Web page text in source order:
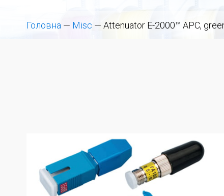
Головна — Misc — Attenuator E-2000™ APC,